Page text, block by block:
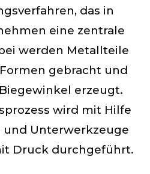
das in
eine zentrale
werden Metallteile
gebracht und
erzeugt.
wird mit Hilfe
und Unterwerkzeuge
Druck durchgeführt.